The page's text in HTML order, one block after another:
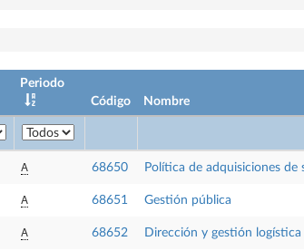
Periodo
Código
Nombre
A 68650 Política de adquisiciones de
A 68651 Gestión pública
A 68652 Dirección y gestión logística